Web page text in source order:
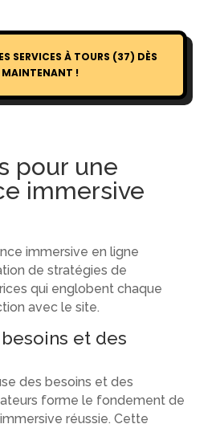
SERVICES À TOURS (37) DÈS
MAINTENANT !
pour une
immersive
immersive en ligne
de stratégies de
qui englobent chaque
avec le site.
et des
des besoins et des
forme le fondement de
réussie. Cette